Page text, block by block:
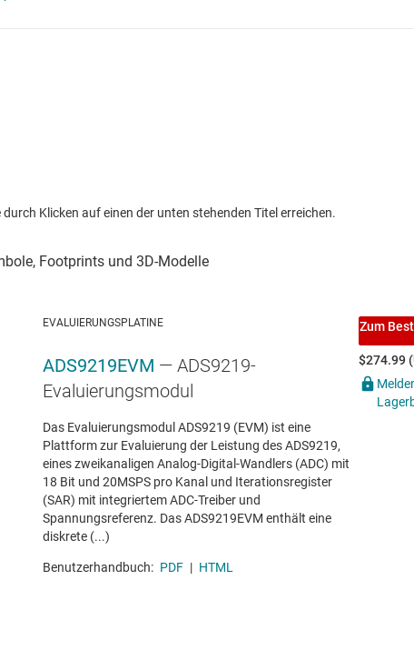
Klicken auf einen der unten stehenden Titel erreichen.
EVALUIERUNGSPLATINE
ADS9219EVM — ADS9219-
Evaluierungsmodul
Das Evaluierungsmodul ADS9219 (EVM) ist eine
Plattform zur Evaluierung der Leistung des ADS9219,
eines zweikanaligen Analog-Digital-Wandlers (ADC) mit
18 Bit und 20MSPS pro Kanal und Iterationsregister
(SAR) mit integriertem ADC-Treiber und
Spannungsreferenz. Das ADS9219EVM enthält eine
diskrete (...)
Benutzerhandbuch: PDF | HTML
Zum
$274.99